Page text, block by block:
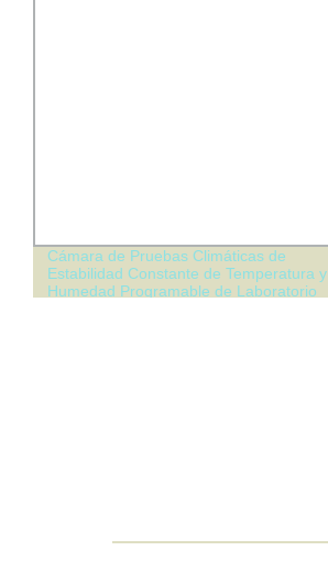
Cámara de Pruebas Climáticas de
Estabilidad Constante de Temperatura y
Humedad Programable de Laboratorio